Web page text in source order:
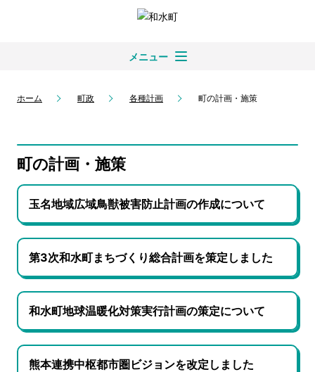
メニュー
ホーム 町政 各種計画 町の計画・施策
町の計画・施策
玉名地域広域鳥獣被害防止計画の作成について
第3次和水町まちづくり総合計画を策定しました
和水町地球温暖化対策実行計画の策定について
熊本連携中枢都市圏ビジョンを改定しました